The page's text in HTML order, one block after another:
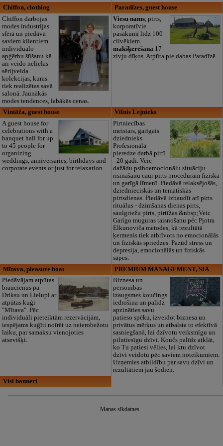
Chiffon, clothing
Chiffon darbojas
modes industrijas
sfērā un piedāvā
saviem klientiem
individuālo
apģērbu šūšanu kā
arī veido nelielas
sērijveida
kolekcijas, kuras
tiek realizētas savā
salonā. Jaunākās
modes tendences, labākās cenas.
Paradīzes, guest house
Viesu nams , pirts,
korporatīvie
pasākumi līdz 100
cilvēkiem.
makšķerēšana 17
zivju dīķos. Atpūta pie dabas Paradīzē.
Vintāža, guest house
A guest house for
celebrations with a
banquet hall for up
to 45 people for
organizing
weddings, anniversaries, birthdays and
corporate events or just for relaxation.
Vilnis Lejnieks
Pirtniecības
meistars, garīgais
dziednieks.
Profesionālā
pieredze darbā pirtī
- 20 gadi. Veic
dažādu psihoemocionālu situāciju
risināšanu caur pirts procedūrām fiziskā
un garīgā līmenī. Piedāvā relaksējošās,
dziednieciskās un tematiskās
pirtsdienas. Piedāvā izbaudīt arī pirts
rituālus - dzimšanas dienas pirts,
saulgriežu pirts, pirtīžas.&nbsp;Veic
Garīgo muguras taisnošanu pēc Pjotra
Elkunoviča metodes, kā rezultātā
ķermenis tiek atbrīvots no emocionālās
un fiziskās spriedzes. Pazūd stress un
depresija, emocionālās un fiziskās
sāpes.
Mītava, pleasure boat
Piedāvājam atpūtas
braucienus pa
Driksu un Lielupi ar
atpūtas kuģi
"Mītava". Pēc
individuāli pieteiktām rezervācijām,
iespējams kuģīti noīrēt uz neierobežotu
laiku, par samaksu vienojoties
atsevišķi.
PREMIUM MANAGEMENT, SIA
Biznesa un
personības
izaugsmes koučings
iedrošina un palīdz
apzināties savu
patieso spēku, izveidot biznesa un
privātus mērķus un atbalsta to efektīvā
sasniegšanā, lai dzīvotu veiksmīgu un
pilntiesīgu dzīvi. Koučs palīdz atklāt,
ko Tu patiesi vēlies, lai ktu dzīvot
dzīvi veidotu pēc saviem noteikumiem.
Uzņemies atbildību par savu dzīvi un
rezultātiem jau šodien.
Visi banneri
Manas sīkdatnes